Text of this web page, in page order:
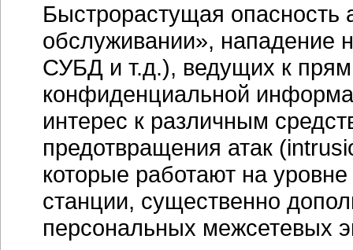
Быстрорастущая опасность
обслуживании», нападение
СУБД и т.д.), ведущих к
конфиденциальной
интерес к различным
предотвращения атак
которые работают на
станции, существенно
персональных межсетевых